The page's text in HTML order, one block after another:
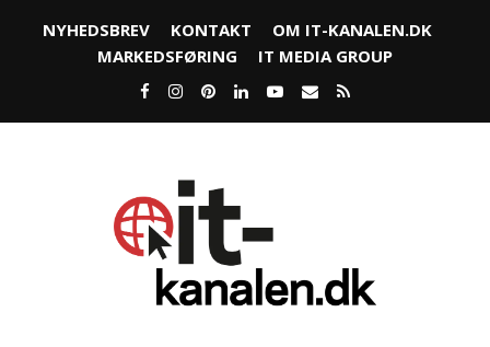
NYHEDSBREV KONTAKT
OM IT-KANALEN.DK
MARKEDSFØRING
IT MEDIA GROUP